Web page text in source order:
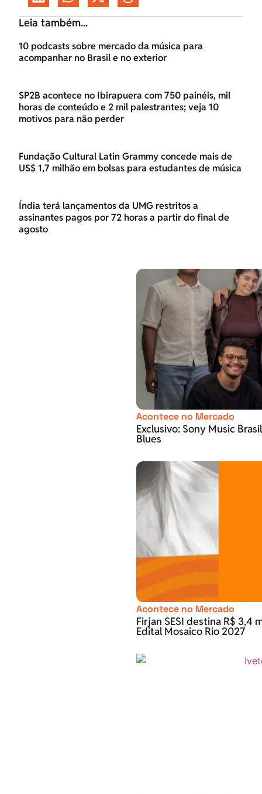
Leia também...
10 podcasts sobre mercado da música para
acompanhar no Brasil e no exterior
SP2B acontece no Ibirapuera com 750 painéis, mil
horas de conteúdo e 2 mil palestrantes; veja 10
motivos para não perder
Fundação Cultural Latin Grammy concede mais de
US$ 1,7 milhão em bolsas para estudantes de música
Índia terá lançamentos da UMG restritos a
assinantes pagos por 72 horas a partir do final de
agosto
Acontece no Mercado
Exclusivo: Sony Music
Blues
Acontece no Mercado
Firjan SESI destina R$ 3,4
Edital Mosaico Rio 2027